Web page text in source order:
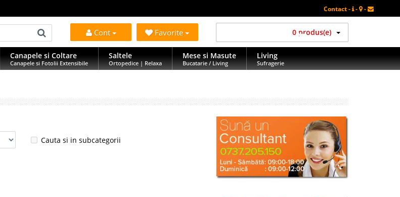
Contact - - -
Cont Favorite 0 produs(e)
Canapele si Coltare
Canapele si Fotolii Extensibile
Saltele
Ortopedice | Relaxa
Mese si Masute
Bucatarie / Living
Living
Sufragerie
Cauta si in subcategorii